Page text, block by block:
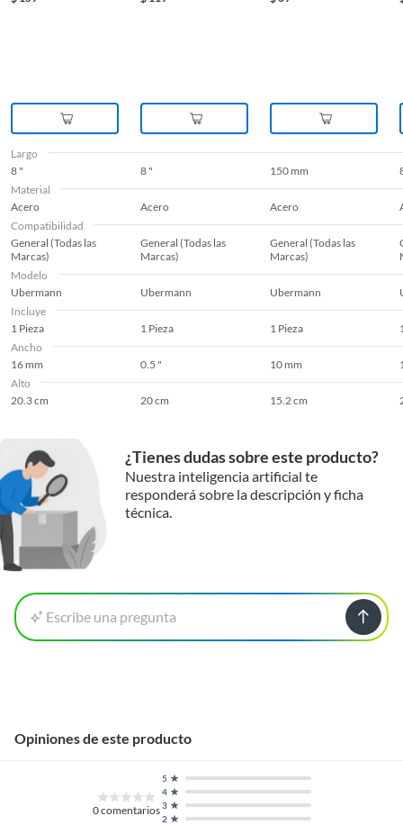
Largo
8 "
8 " 150 mm
Material
Acero
Acero Acero
Compatibilidad
General (Todas las
Marcas)
General (Todas las
Marcas)
General (Todas las
Marcas)
Modelo
Ubermann
Ubermann Ubermann
Incluye
1 Pieza
1 Pieza 1 Pieza
Ancho
16 mm
0.5 " 10 mm
Alto
20.3 cm
20 cm 15.2 cm
¿Tienes dudas sobre este producto?
Nuestra inteligencia artificial te
responderá sobre la descripción y ficha
técnica.
Escribe una pregunta
Opiniones de este producto
0comentarios
2
3
4
5